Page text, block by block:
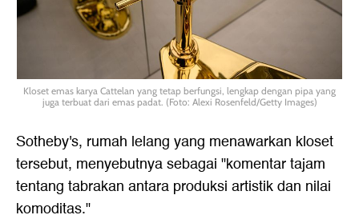
Kloset emas karya Cattelan yang tetap berfungsi, lengkap dengan pipa yang
juga terbuat dari emas padat. (Foto: Alexi Rosenfeld/Getty Images)
Sotheby's, rumah lelang yang menawarkan kloset
tersebut, menyebutnya sebagai "komentar tajam
tentang tabrakan antara produksi artistik dan nilai
komoditas."